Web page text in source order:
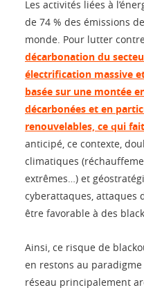
Les activités liées à
de 74 % des émissions
monde. Pour lutter
décarbonation du
électrification massive
basée sur une montée
décarbonées et en
renouvelables, ce qui
anticipé, ce contexte,
climatiques
extrêmes…) et
cyberattaques,
être favorable à des
Ainsi, ce risque de
en restons au
réseau principalement